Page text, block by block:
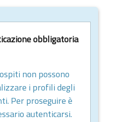
obbligatoria
non possono
i profili degli
Per proseguire è
autenticarsi.